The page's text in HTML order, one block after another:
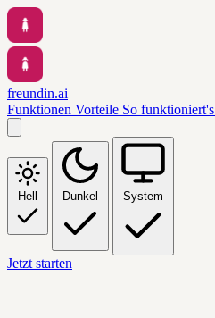
freundin.ai
Funktionen Vorteile So funktioniert's
Hell Dunkel System
Jetzt starten